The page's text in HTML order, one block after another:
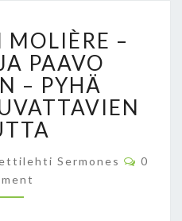
O
H
J
O
L
A
M
O
L
MOLIÈRE –
PAAVO
– PYHÄ
Sermones
C
O
0